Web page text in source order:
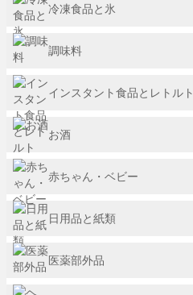
冷凍食品と氷
調味料
インスタント食品とレトルト
お酒
赤ちゃん・ベビー
日用品と紙類
医薬部外品